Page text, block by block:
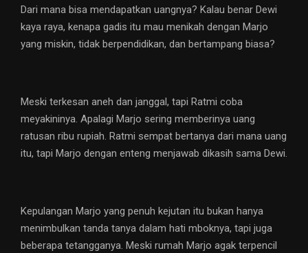
Dari mana bisa mendapatkan uangnya? Kalau benar Dewi
kaya raya, kenapa gadis itu mau menikah dengan Marjo
yang miskin, tidak berpendidikan, dan bertampang biasa?
Meski terkesan aneh dan janggal, tapi Ratmi coba
meyakininya. Apalagi Marjo sering memberinya uang
ratusan ribu rupiah. Ratmi sempat bertanya dari mana uang
itu, tapi Marjo dengan enteng menjawab dikasih sama Dewi.
Kepulangan Marjo yang penuh kejutan itu bukan hanya
menimbulkan tanda tanya dalam hati mboknya, tapi juga
beberapa tetangganya. Meski rumah Marjo agak terpencil